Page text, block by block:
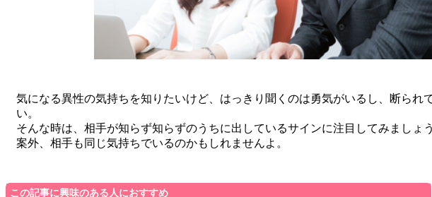
気になる異性の気持ちを知りたいけど、はっきり聞くのは勇気がいるし、断られ
い。
そんな時は、相手が知らず知らずのうちに出しているサインに注目してみましょう
案外、相手も同じ気持ちでいるのかもしれませんよ。
この記事に興味のある人におすすめ